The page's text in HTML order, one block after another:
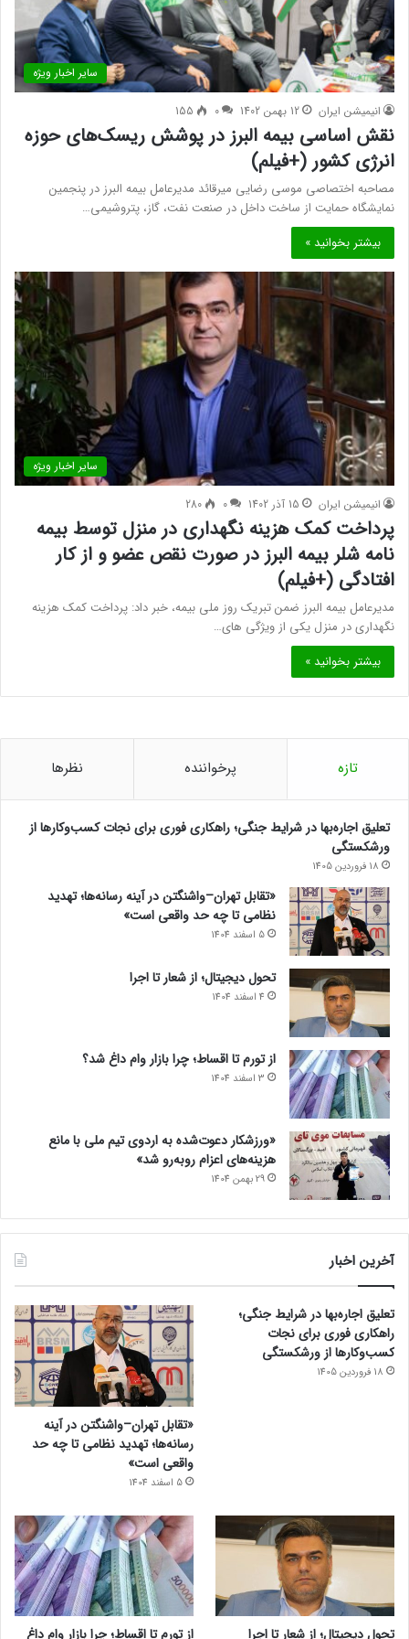
سایر اخبار ویژه
انیمیشن ایران 12 بهمن 1402 0
155
نقش اساسی بیمه البرز در پوشش ریسک‌های حوزه
انرژی کشور (+فیلم)
مصاحبه اختصاصی موسی رضایی میرقائد مدیرعامل بیمه البرز در پنجمین
نمایشگاه حمایت از ساخت داخل در صنعت نفت، گاز، پتروشیمی…
بیشتر بخوانید »
سایر اخبار ویژه
انیمیشن ایران 15 آذر 1402 0
280
پرداخت کمک هزینه نگهداری در منزل توسط بیمه
نامه شلر بیمه البرز در صورت نقص عضو و از کار
افتادگی (+فیلم)
مدیرعامل بیمه البرز ضمن تبریک روز ملی بیمه، خبر داد: پرداخت کمک هزینه
نگهداری در منزل یکی از ویژگی های…
بیشتر بخوانید »
تازه پرخواننده نظرها
تعلیق اجاره‌بها در شرایط جنگی؛ راهکاری فوری برای نجات کسب‌وکارها از
ورشکستگی
18 فروردین 1405
«تقابل تهران–واشنگتن در آینه رسانه‌ها؛ تهدید
نظامی تا چه حد واقعی است»
5 اسفند 1404
تحول دیجیتال؛ از شعار تا اجرا
4 اسفند 1404
از تورم تا اقساط؛ چرا بازار وام داغ شد؟
3 اسفند 1404
«ورزشکار دعوت‌شده به اردوی تیم ملی با مانع
هزینه‌های اعزام روبه‌رو شد»
29 بهمن 1404
آخرین اخبار
تعلیق اجاره‌بها در شرایط جنگی؛
راهکاری فوری برای نجات
کسب‌وکارها از ورشکستگی
18 فروردین 1405
«تقابل تهران–واشنگتن در آینه
رسانه‌ها؛ تهدید نظامی تا چه حد
واقعی است»
5 اسفند 1404
تحول دیجیتال؛ از شعار تا اجرا از تورم تا اقساط؛ چرا بازار وام داغ